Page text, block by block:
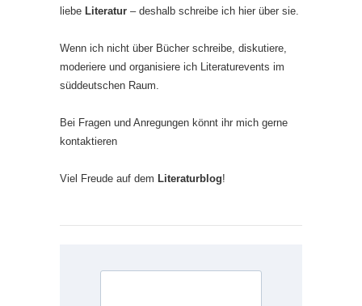
liebe Literatur – deshalb schreibe ich hier über sie.
Wenn ich nicht über Bücher schreibe, diskutiere,
moderiere und organisiere ich Literaturevents im
süddeutschen Raum.
Bei Fragen und Anregungen könnt ihr mich gerne
kontaktieren
Viel Freude auf dem Literaturblog!